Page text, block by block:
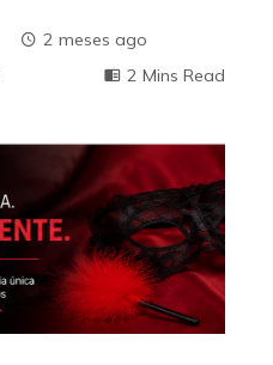
2 meses ago
2 Mins Read